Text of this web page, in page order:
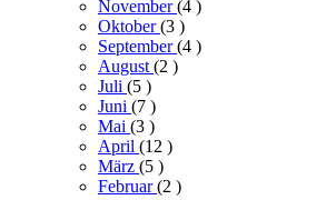
November(4 )
Oktober(3 )
September(4 )
August (2 )
Juli (5 )
Juni (7 )
Mai (3 )
April (12 )
März (5 )
Februar(2 )